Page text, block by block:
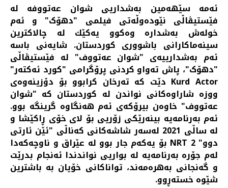
ئەمە سێهەمین بەشداریی شوان عەتووفە لە
فێستیڤاڵی نێودەوڵەتی فیلمی "دهۆک" و ئەم
خولەش بەشدارە وەكوو یەكێك لە چالاکترین
سینەماكارانی باشووری كوردستان. شایەنی باسە
ئەم بەشدارییەی "شوان عەتووف" لە فێستیڤاڵی
"دهۆک"، پاش تەواو كردنی پرۆگرامی "كورد ئەكتەر"
Kurd Actor دێت كە تەرخان كرابوو بۆ دۆزینەوەی
ووزە شاراوەكانی نواندن لە كوردستان کە "شوان
عەتووف" خاوه‌ن بیرۆكەی ئه‌م هه‌نگاوه گرینگه بوو.
ئه‌م به‌رنامه‌یه بینەرێكی زۆریی بۆ لای خۆی ڕاکێشا و
لە ساڵی 2021 لەسەر شاشەكانی كەناڵی "ئێن ئارتی
دوو" NRT 2 بۆ یەكەم جار بوو لە عێراق و ناوچەكە‌دا
لەم جۆرە بەرنامەیە لە بواریی نواندندا ئەنجام بدرێت
و گه‌نجانی به‌هره‌مه‌ند، تواناکانی خۆیان به باشترین
شێوه‌ خسته‌ڕوو. ‌